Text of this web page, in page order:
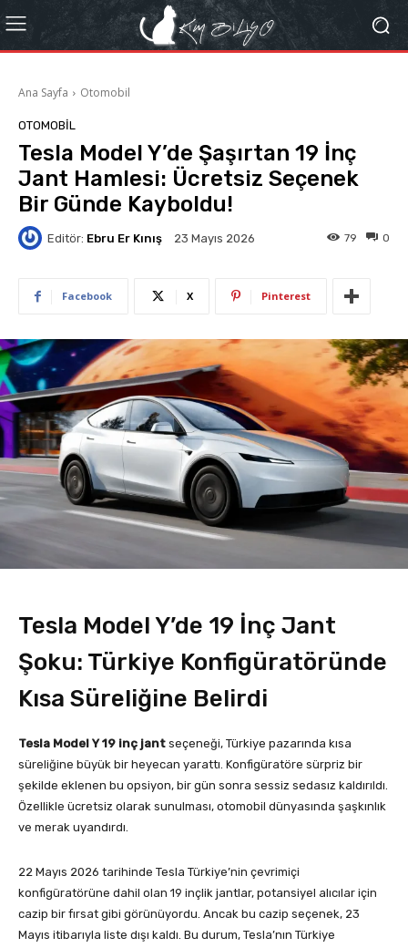
Ana Sayfa Otomobil
OTOMOBIL
Tesla Model Y’de Şaşırtan 19 İnç
Jant Hamlesi: Ücretsiz Seçenek
Bir Günde Kayboldu!
Editör: Ebru Er Kınış 23 Mayıs 2026 0
79
Facebook X Pinterest
Tesla Model Y’de 19 İnç Jant
Şoku: Türkiye Konfigüratöründe
Kısa Süreliğine Belirdi
Tesla Model Y 19 inç jant seçeneği, Türkiye pazarında kısa
süreliğine büyük bir heyecan yarattı. Konfigüratöre sürpriz bir
şekilde eklenen bu opsiyon, bir gün sonra sessiz sedasız kaldırıldı.
Özellikle ücretsiz olarak sunulması, otomobil dünyasında şaşkınlık
ve merak uyandırdı.
22 Mayıs 2026 tarihinde Tesla Türkiye’nin çevrimiçi
konfigüratörüne dahil olan 19 inçlik jantlar, potansiyel alıcılar için
cazip bir fırsat gibi görünüyordu. Ancak bu cazip seçenek, 23
Mayıs itibarıyla liste dışı kaldı. Bu durum, Tesla’nın Türkiye